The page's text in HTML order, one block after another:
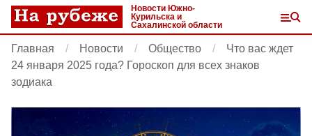
Новости Южно-
Курильска и
Сахалинской области
Главная Новости Общество
Что вас ждет
24 января 2025 года? Гороскоп для всех знаков
зодиака